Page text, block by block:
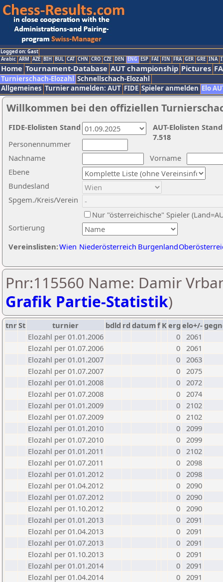
Logged on: Gast
Arabic ARM AZE BIH BUL CAT CHN CRO CZE DEN ENG ESP FAI FIN FRA GER GRE INA
Home Tournament-Database AUT championship Pictures
Turnierschach-Elozahl Schnellschach-Elozahl
Allgemeines Turnier anmelden: AUT FIDE Spieler anmelden Elo
Willkommen bei den offiziellen
Nachname
Vorname
Ebene
Sortierung
Personennummer
Bundesland
Spgem./Kreis/Verein
Nur "österreichische" Spieler
Vereinslisten:Wien Niederösterreich Burgenland
AUT-Elolisten
7.518
FIDE-Elolisten Stand
Pnr:115560 Name: Damir
Grafik Partie-Statistik)
tnrSt turnier bdld rd datumf Kerg elo+/-
Elozahl per 01.01.2006
0 2061
Elozahl per 01.07.2006
0 2061
Elozahl per 01.01.2007
0 2063
Elozahl per 01.07.2007
0 2075
Elozahl per 01.01.2008
0 2072
Elozahl per 01.07.2008
0 2074
Elozahl per 01.01.2009
0 2102
Elozahl per 01.07.2009
0 2102
Elozahl per 01.01.2010
0 2099
Elozahl per 01.07.2010
0 2099
Elozahl per 01.01.2011
0 2102
Elozahl per 01.07.2011
0 2098
Elozahl per 01.01.2012
0 2098
Elozahl per 01.04.2012
0 2090
Elozahl per 01.07.2012
0 2090
Elozahl per 01.10.2012
0 2090
Elozahl per 01.01.2013
0 2091
Elozahl per 01.04.2013
0 2091
Elozahl per 01.07.2013
0 2091
Elozahl per 01.10.2013
0 2091
Elozahl per 01.01.2014
0 2091
Elozahl per 01.04.2014
0 2091